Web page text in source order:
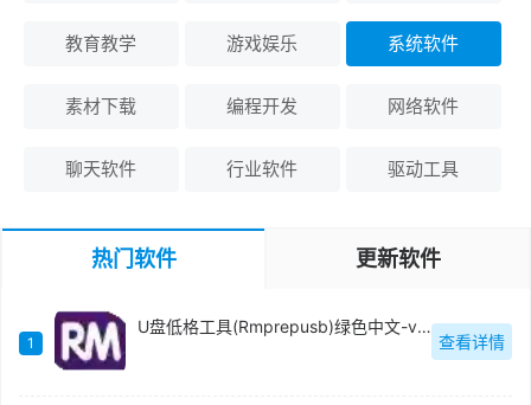
教育教学 游戏娱乐 系统软件
素材下载 编程开发 网络软件
聊天软件 行业软件 驱动工具
热门软件 更新软件
1
U盘低格工具(Rmprepusb)绿色中文-v2.1.744
查看详情